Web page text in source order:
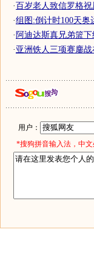
·百岁老人致信罗格
·组图:倒计时100天奥
· 阿迪达斯真兄弟篮下
·亚洲铁人三项赛鏖战
用户：
*搜狗拼音输入法，中